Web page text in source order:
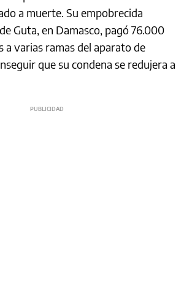
a muerte. Su empobrecida
Guta, en Damasco, pagó 76.000
a varias ramas del aparato de
que su condena se redujera a